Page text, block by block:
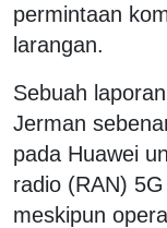
permintaan
larangan.
Sebuah
Jerman
pada Huawei
radio (RAN)
meskipun